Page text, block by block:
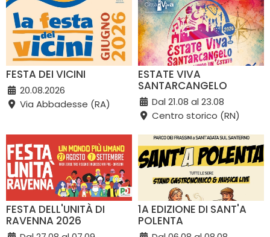
FESTA DEI VICINI
20.08.2026
Via Abbadesse (RA)
ESTATE VIVA
SANTARCANGELO
Dal 21.08 al 23.08
Centro storico (RN)
FESTA DELL'UNITÀ DI
RAVENNA 2026
1A EDIZIONE DI SANT'A
POLENTA